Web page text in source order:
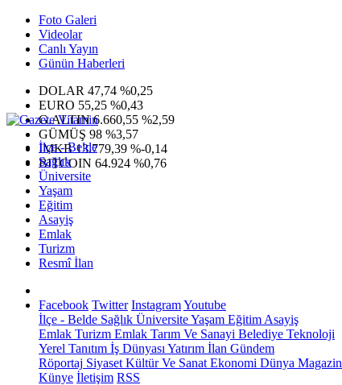
Foto Galeri
Videolar
Canlı Yayın
Günün Haberleri
DOLAR 47,74 %0,25
EURO 55,25 %0,43
G.ALTIN6.660,55 %2,59
GÜMÜŞ 98 %3,57
IMKB13.779,39 %-0,14
BITCOIN 64.924 %0,76
İlçe - Belde
Sağlık
Üniversite
Yaşam
Eğitim
Asayiş
Emlak
Turizm
Resmî İlan
Facebook Twitter InstagramYoutube
İlçe - Belde Sağlık ÜniversiteYaşam Eğitim Asayiş
Emlak Turizm Emlak Tarım Ve Sanayi Belediye Teknoloji
Yerel Tanıtım İş Dünyası Yatırım İlan Gündem
Röportaj Siyaset Kültür Ve Sanat Ekonomi Dünya Magazin
Künye İletişim RSS